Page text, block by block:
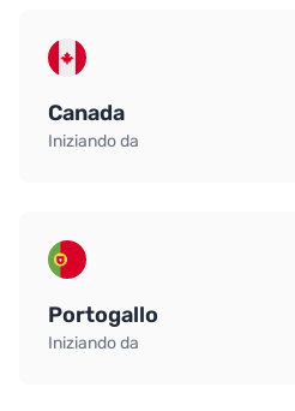
Canada
Iniziando da
Portogallo
Iniziando da